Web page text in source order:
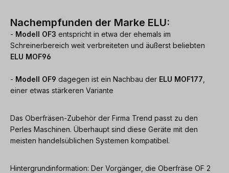
Nachempfunden der Marke ELU:
- Modell OF3 entspricht in etwa der ehemals im
Schreinerbereich weit verbreiteten und äußerst beliebten
ELU MOF96
- Modell OF9 dagegen ist ein Nachbau der ELU MOF177
einer etwas stärkeren Variante
Das Oberfräsen-Zubehör der Firma Trend passt zu den
Perles Maschinen. Überhaupt sind diese Geräte mit den
meisten handelsüblichen Systemen kompatibel.
Hintergrundinformation: Der Vorgänger, die Oberfräse OF 2